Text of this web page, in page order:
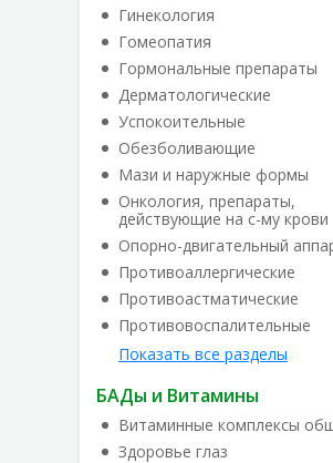
Гинекология
Гомеопатия
Гормональные препараты
Дерматологические
Успокоительные
Обезболивающие
Мази и наружные формы
Онкология, препараты,
действующие на с-му крови
Опорно-двигательный
Противоаллергические
Противоастматические
Противовоспалительные
Показать все разделы
БАДы и Витамины
Витаминные комплексы
Здоровье глаз